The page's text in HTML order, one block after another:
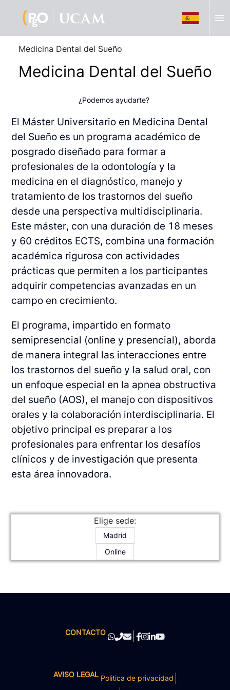
menu
Medicina Dental del Sueño
Medicina Dental del Sueño
¿Podemos ayudarte?
El Máster Universitario en Medicina Dental
del Sueño es un programa académico de
posgrado diseñado para formar a
profesionales de la odontología y la
medicina en el diagnóstico, manejo y
tratamiento de los trastornos del sueño
desde una perspectiva multidisciplinaria.
Este máster, con una duración de 18 meses
y 60 créditos ECTS, combina una formación
académica rigurosa con actividades
prácticas que permiten a los participantes
adquirir competencias avanzadas en un
campo en crecimiento.
El programa, impartido en formato
semipresencial (online y presencial), aborda
de manera integral las interacciones entre
los trastornos del sueño y la salud oral, con
un enfoque especial en la apnea obstructiva
del sueño (AOS), el manejo con dispositivos
orales y la colaboración interdisciplinaria. El
objetivo principal es preparar a los
profesionales para enfrentar los desafíos
clínicos y de investigación que presenta
esta área innovadora.
Elige sede:
Madrid
Online
CONTACTO
AVISO LEGAL Politica de privacidad